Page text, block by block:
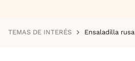
TEMAS DE INTERÉS Ensaladilla rusa